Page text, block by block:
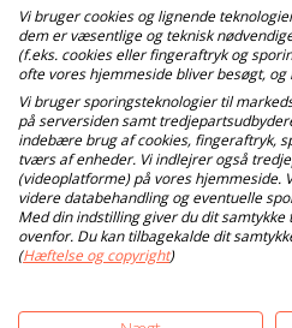
Vi bruger cookies og lignende
dem er væsentlige og teknisk
(f.eks. cookies eller fingeraftryk og
ofte vores hjemmeside bliver besøgt,
Vi bruger sporingsteknologier til
på serversiden samt
indebære brug af cookies, fingeraftryk,
tværs af enheder. Vi indlejrer også
(videoplatforme) på vores hjemmeside.
videre databehandling og eventuelle
Med din indstilling giver du dit
ovenfor. Du kan tilbagekalde dit
(Hæftelse og copyright)